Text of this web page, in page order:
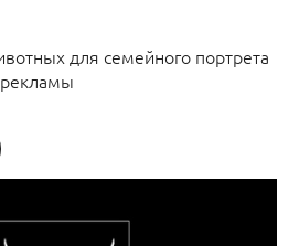
для семейного портрета